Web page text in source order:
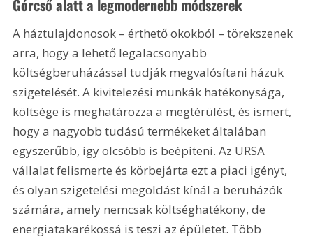
Górcső alatt a legmodernebb módszerek
A háztulajdonosok – érthető okokból – törekszenek
arra, hogy a lehető legalacsonyabb
költségberuházással tudják megvaló­sítani házuk
szigetelését. A kivitelezési munkák hatékonysága,
költsége is meghatározza a megtérülést, és ismert,
hogy a nagyobb tudású termékeket általában
egyszerűbb, így olcsóbb is beépíteni. Az URSA
vállalat felismerte és körbejárta ezt a piaci igényt,
és olyan szigetelési megoldást kínál a beruházók
számára, amely nemcsak költséghatékony, de
energiatakarékossá is teszi az épületet. Több